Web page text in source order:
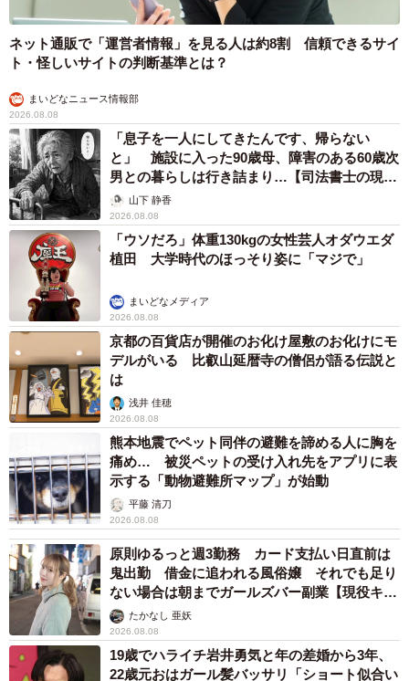
ネット通販で「運営者情報」を見る人は約8割 信頼できるサイ
ト・怪しいサイトの判断基準とは？
まいどなニュース情報部
2026.08.08
「息子を一人にしてきたんです、帰らない
と」 施設に入った90歳母、障害のある60歳次
男との暮らしは行き詰まり…【司法書士の現場
から】山下 静香
2026.08.08
「ウソだろ」体重130kgの女性芸人オダウエダ
植田 大学時代のほっそり姿に「マジで」
まいどなメディア
2026.08.08
京都の百貨店が開催のお化け屋敷のお化けにモ
デルがいる 比叡山延暦寺の僧侶が語る伝説と
は
浅井 佳穂
2026.08.08
熊本地震でペット同伴の避難を諦める人に胸を
痛め… 被災ペットの受け入れ先をアプリに表
示する「動物避難所マップ」が始動
平藤 清刀
2026.08.08
原則ゆるっと週3勤務 カード支払い日直前は
鬼出勤 借金に追われる風俗嬢 それでも足り
ない場合は朝までガールズバー副業【現役キャ
ストに取材】
たかなし 亜妖
2026.08.08
19歳でハライチ岩井勇気と年の差婚から3年、
22歳元おはガール髪バッサリ「ショート似合い